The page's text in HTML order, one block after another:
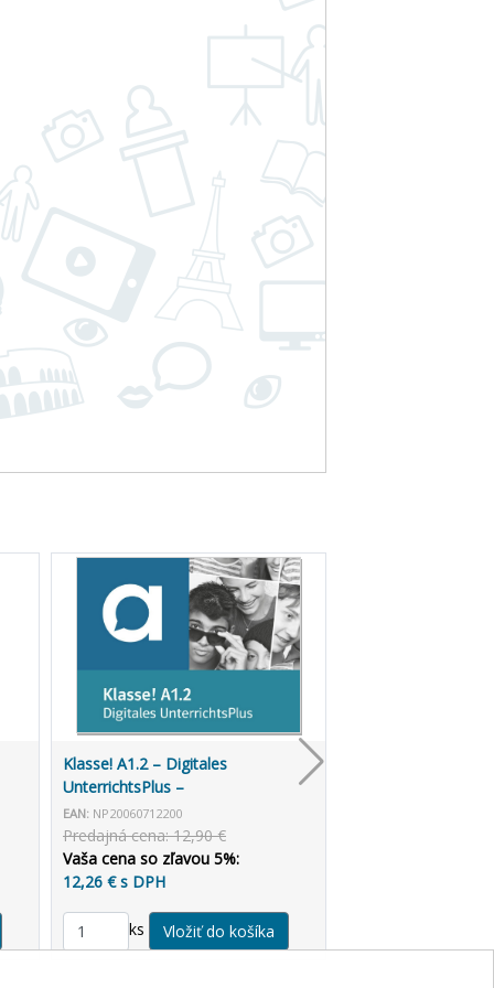
Klasse! A1.2 – Digitales
UnterrichtsPlus –
Unterrichtshandbuch allango (3
roky)
EAN: NP20060712200
Predajná cena: 12,90 €
Vaša cena so zľavou 5%:
12,26 € s DPH
ks